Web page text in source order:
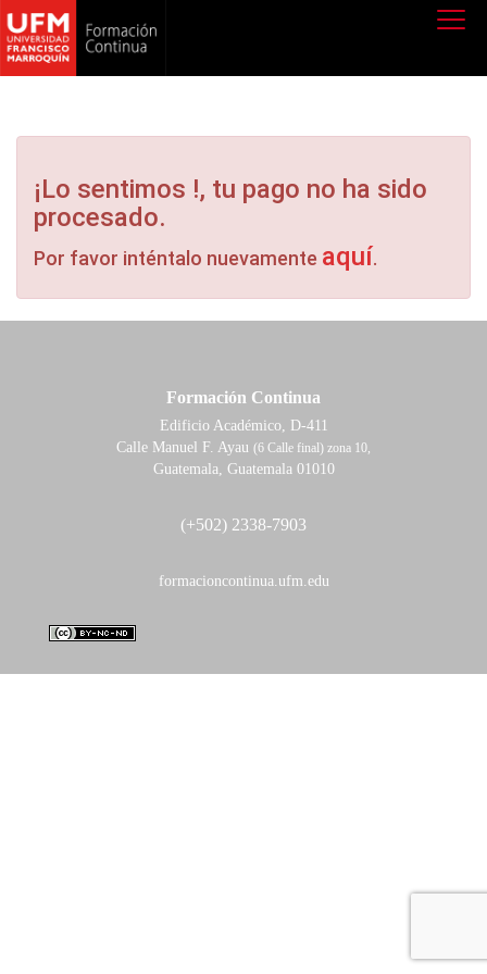
¡Lo sentimos !, tu pago no ha sido
procesado.
Por favor inténtalo nuevamente aquí.
Formación Continua
Edificio Académico, D-411
Calle Manuel F. Ayau (6 Calle final) zona 10,
Guatemala, Guatemala 01010
(+502) 2338-7903
formacioncontinua.ufm.edu